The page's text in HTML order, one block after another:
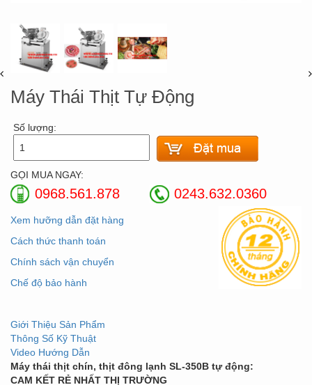
Máy Thái Thịt Tự Động
Số lượng:
GỌI MUA NGAY:
0968.561.878 0243.632.0360
Xem hưỡng dẫn đặt hàng
Cách thức thanh toán
Chính sách vận chuyển
Chế độ bảo hành
Giới Thiệu Sản Phẩm
Thông Số Kỹ Thuật
Video Hướng Dẫn
Máy thái thịt chín, thịt đông lạnh SL-350B tự động:
CAM KẾT RẺ NHẤT THỊ TRƯỜNG